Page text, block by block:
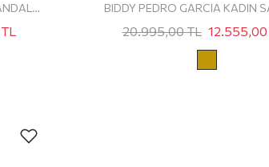
BERA PEDRO GARCIA KADIN SANDALET
TL 20.995,00TL 12.555,00